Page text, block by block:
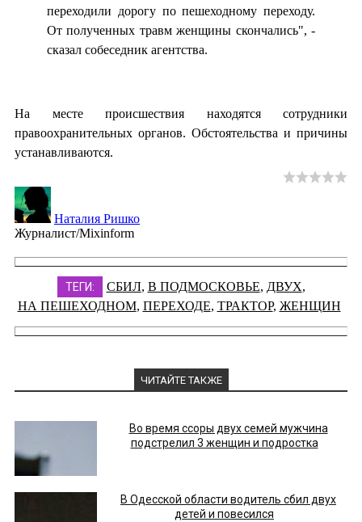
переходили дорогу по пешеходному переходу.
От полученных травм женщины скончались", -
сказал собеседник агентства.
На месте происшествия находятся сотрудники
правоохранительных органов. Обстоятельства и причины
устанавливаются.
Наталия Ришко
Журналист/Mixinform
ТЕГИ: СБИЛ, В ПОДМОСКОВЬЕ, ДВУХ,
НА ПЕШЕХОДНОМ, ПЕРЕХОДЕ, ТРАКТОР, ЖЕНЩИН
ЧИТАЙТЕ ТАКЖЕ
Во время ссоры двух семей мужчина
подстрелил 3 женщин и подростка
В Одесской области водитель сбил двух
детей и повесился